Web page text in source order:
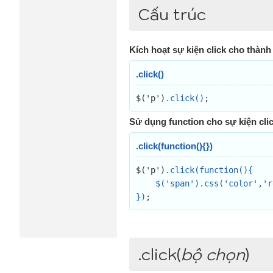
Cấu trúc
Kích hoạt sự kiện click cho thành
.click()
$('p') .click() ;
Sử dụng function cho sự kiện
.click(function(){})
$('p') .click(function(){
}) ;
.click(bộ chọn)